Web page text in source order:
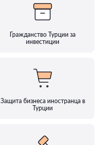
Гражданство Турции за
инвестиции
Защита бизнеса иностранца в
Турции